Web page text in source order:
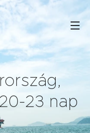
23 nap